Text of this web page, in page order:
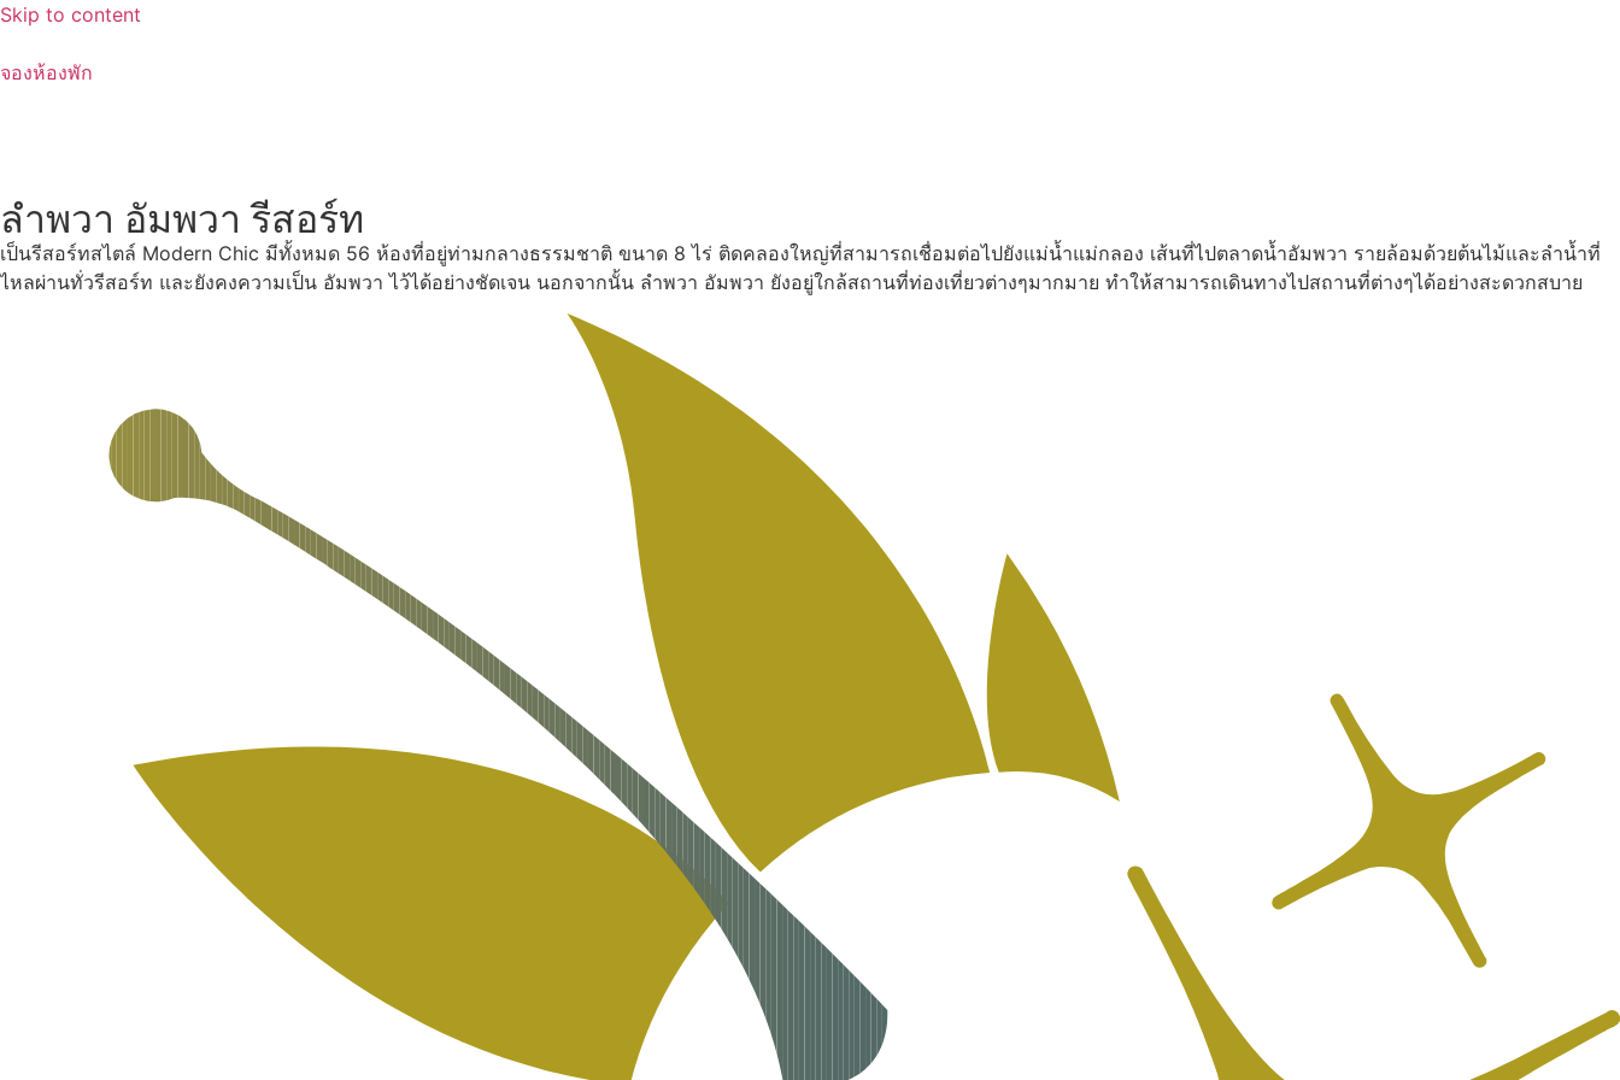
Skip to content
จองห้องพัก
ลำพวา อัมพวา รีสอร์ท
เป็นรีสอร์ทสไตล์ Modern Chic มีทั้งหมด 56 ห้องที่อยู่ท่ามกลางธรรมชาติ ขนาด 8 ไร่ ติดคลองใหญ่ที่สามารถเชื่อมต่อไปยังแม่น้ำแม่กลอง เส้นที่ไปตลาดน้ำอัมพวา รายล้อมด้วยต้นไม้และลำน้ำที่
ไหลผ่านทั่วรีสอร์ท และยังคงความเป็น อัมพวา ไว้ได้อย่างชัดเจน นอกจากนั้น ลำพวา อัมพวา ยังอยู่ใกล้สถานที่ท่องเที่ยวต่างๆมากมาย ทำให้สามารถเดินทางไปสถานที่ต่างๆได้อย่างสะดวกสบาย